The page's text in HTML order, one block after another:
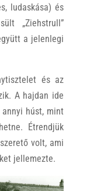
ludaskása) és
„Ziehstrull”
a jelenlegi
és az
A hajdan ide
húst, mint
Étrendjük
volt, ami
jellemezte.